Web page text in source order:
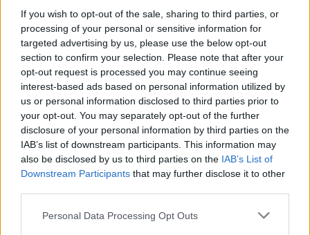
If you wish to opt-out of the sale, sharing to third parties, or
processing of your personal or sensitive information for
targeted advertising by us, please use the below opt-out
section to confirm your selection. Please note that after your
opt-out request is processed you may continue seeing
interest-based ads based on personal information utilized by
us or personal information disclosed to third parties prior to
your opt-out. You may separately opt-out of the further
disclosure of your personal information by third parties on the
IAB’s list of downstream participants. This information may
also be disclosed by us to third parties on the IAB’s List of
Downstream Participants that may further disclose it to other
Personal Data Processing Opt Outs
50.23, η Μαρίλεια Δρασίδου 10η στα 100μ. πρόσθιο
με 1:11.29 και ο Δανιήλ Γιουρτζίδης 10ος στα 400μ.
μικτή ατομική με 4:29.58.
Παιχνίδι από παντού στη Novibet με το
νέο Mobile App